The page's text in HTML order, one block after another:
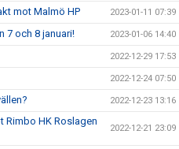
mot Malmö HP 2023-01-11 07:39
7 och 8 januari! 2023-01-06 14:40
2022-12-29 17:53
2022-12-24 07:50
2022-12-23 13:16
Rimbo HK Roslagen
2022-12-21 23:09